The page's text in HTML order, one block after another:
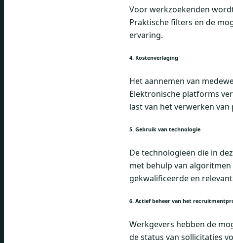
Voor werkzoekenden
Praktische filters en de
ervaring.
4. Kostenverlaging
Het aannemen van
Elektronische platforms
last van het verwerken
5. Gebruik van technologie
De technologieën die in
met behulp van
gekwalificeerde en
6. Actief beheer van het
Werkgevers hebben de
de status van sollicitaties